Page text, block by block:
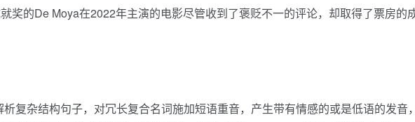
奖的De Moya在2022年主演的电影尽管收到了褒贬不一的评论，却取得了票房的
复杂结构句子，对冗长复合名词施加短语重音，产生带有情感的或是低语的发音